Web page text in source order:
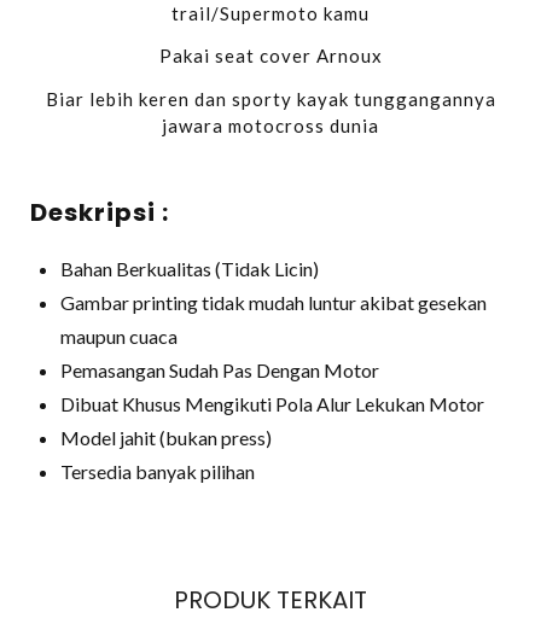
trail/Supermoto kamu
Pakai seat cover Arnoux
Biar lebih keren dan sporty kayak tunggangannya
jawara motocross dunia
Deskripsi :
Bahan Berkualitas (Tidak Licin)
Gambar printing tidak mudah luntur akibat gesekan
maupun cuaca
Pemasangan Sudah Pas Dengan Motor
Dibuat Khusus Mengikuti Pola Alur Lekukan Motor
Model jahit (bukan press)
Tersedia banyak pilihan
PRODUK TERKAIT